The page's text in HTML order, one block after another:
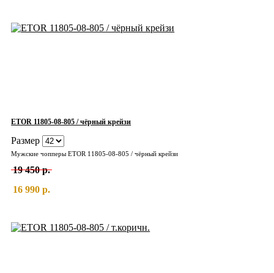
ETOR 11805-08-805 / чёрный крейзи
Размер
Мужские чопперы ETOR 11805-08-805 / чёрный крейзи
19 450 р.
16 990 р.